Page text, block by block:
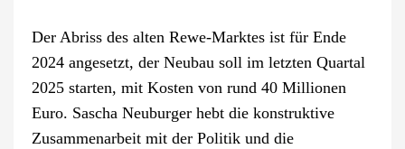
Der Abriss des alten Rewe-Marktes ist für Ende
2024 angesetzt, der Neubau soll im letzten Quartal
2025 starten, mit Kosten von rund 40 Millionen
Euro. Sascha Neuburger hebt die konstruktive
Zusammenarbeit mit der Politik und die